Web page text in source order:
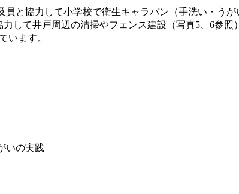
と協力して小学校で衛生キャラバン（手洗い・う
して井戸周辺の清掃やフェンス建設（写真5、6参
います。
いの実践